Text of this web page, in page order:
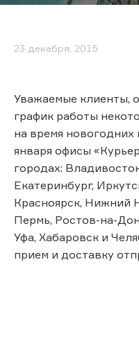
23 декабря, 2015
Уважаемые клиенты,
график работы
на время новогодних
января офисы
городах:
Екатеринбург,
Красноярск, Нижний
Пермь, Ростов-на-
Уфа, Хабаровск и
прием и доставку